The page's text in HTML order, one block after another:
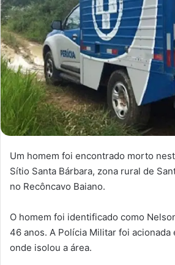
Um homem foi encontrado morto
Sítio Santa Bárbara, zona rural de
no Recôncavo Baiano.
O homem foi identificado como
46 anos. A Polícia Militar foi acionada
onde isolou a área.